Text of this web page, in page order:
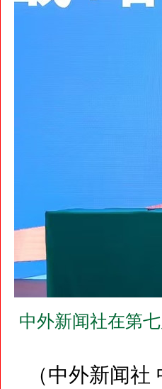
中外新闻社在第
（中外新闻社